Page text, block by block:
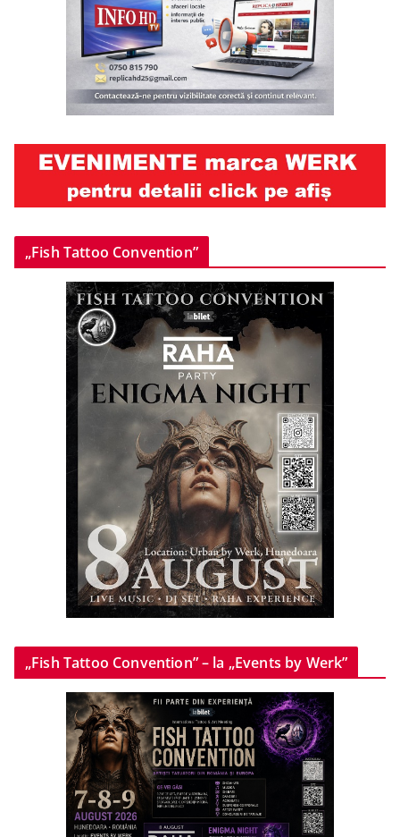
„Fish Tattoo Convention”
„Fish Tattoo Convention” – la „Events by Werk”